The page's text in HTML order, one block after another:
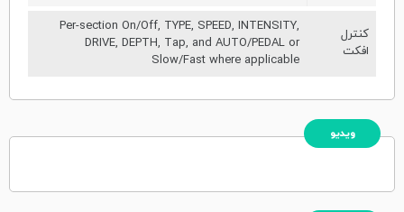
کنترل
افکت
Per-section On/Off, TYPE, SPEED, INTENSITY,
DRIVE, DEPTH, Tap, and AUTO/PEDAL or
Slow/Fast where applicable
ویدیو